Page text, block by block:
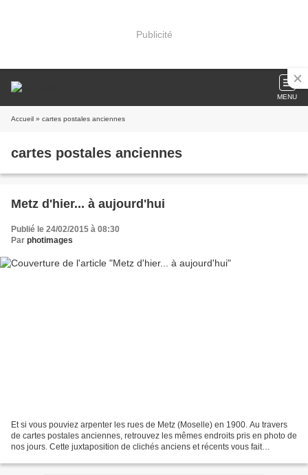
Publicité
MENU
Accueil » cartes postales anciennes
cartes postales anciennes
Metz d'hier... à aujourd'hui
Publié le 24/02/2015 à 08:30
Par photimages
Et si vous pouviez arpenter les rues de Metz (Moselle) en 1900. Au travers
de cartes postales anciennes, retrouvez les mêmes endroits pris en photo de
nos jours. Cette juxtaposition de clichés anciens et récents vous fait